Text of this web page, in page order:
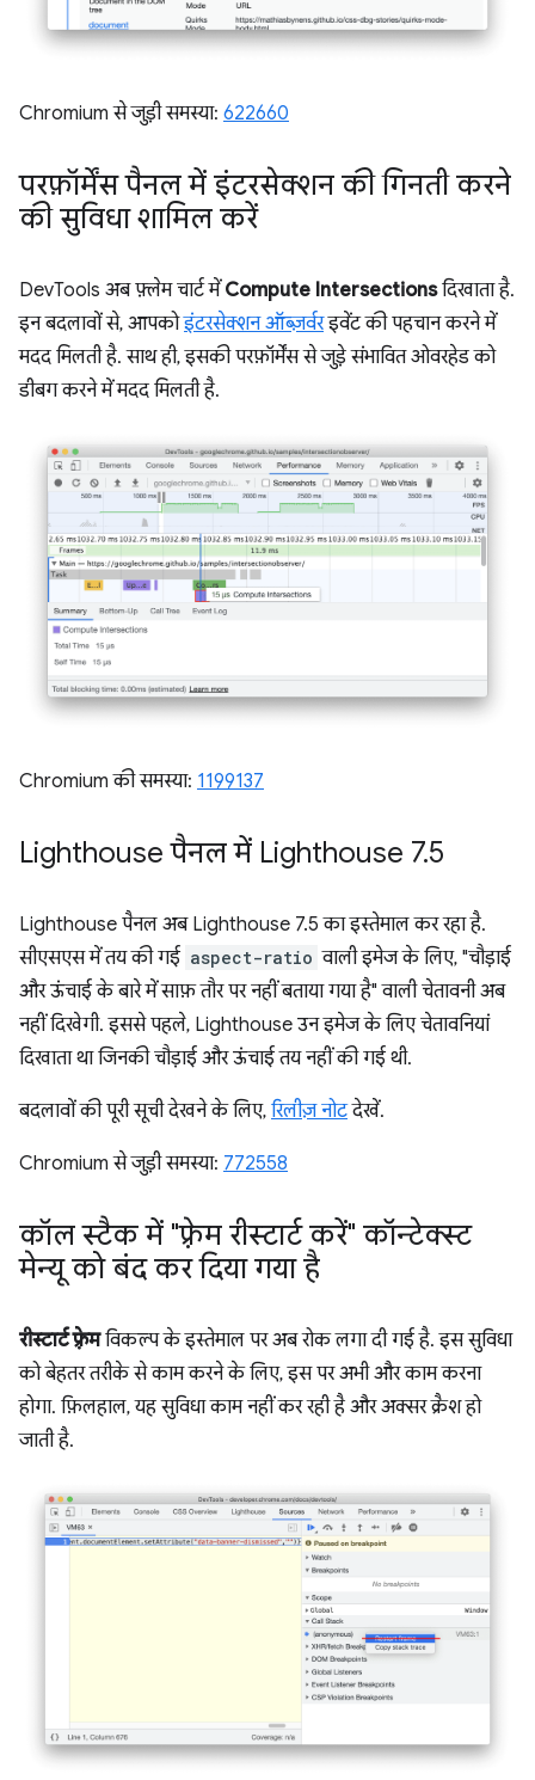
Chromium से जुड़ी समस्या: 622660
परफ़ॉर्मेंस पैनल में इंटरसेक्शन की गिनती करने
की सुविधा शामिल करें
DevTools अब फ़्लेम चार्ट में Compute Intersectionsदिखाता है.
इन बदलावों से, आपकोइंटरसेक्शन ऑब्ज़र्वरइवेंट की पहचान करने में
मदद मिलती है. साथ ही, इसकी परफ़ॉर्मेंस से जुड़े संभावित ओवरहेड को
डीबग करने में मदद मिलती है.
Chromium की समस्या: 1199137
Lighthouse पैनल में Lighthouse 7.5
Lighthouse पैनल अब Lighthouse 7.5 का इस्तेमाल कर रहा है.
सीएसएस में तय की गई aspect-ratio वाली इमेज के लिए, "चौड़ाई
और ऊंचाई के बारे में साफ़ तौर पर नहीं बताया गया है" वाली चेतावनी अब
नहीं दिखेगी. इससे पहले, Lighthouse उन इमेज के लिए चेतावनियां
दिखाता था जिनकी चौड़ाई और ऊंचाई तय नहीं की गई थी.
बदलावों की पूरी सूची देखने के लिए, रिलीज़ नोटदेखें.
Chromium से जुड़ी समस्या: 772558
कॉल स्टैक में "फ़्रेम रीस्टार्ट करें" कॉन्टेक्स्ट
मेन्यू को बंद कर दिया गया है
रीस्टार्ट फ़्रेमविकल्प के इस्तेमाल पर अब रोक लगा दी गई है. इस सुविधा
को बेहतर तरीके से काम करने के लिए, इस पर अभी और काम करना
होगा. फ़िलहाल, यह सुविधा काम नहीं कर रही है और अक्सर क्रैश हो
जाती है.